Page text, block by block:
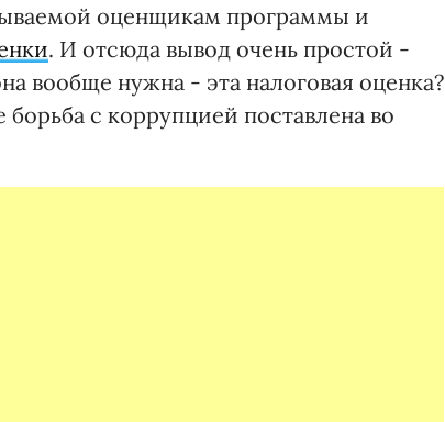
оценщикам программы и
. И отсюда вывод очень простой -
вообще нужна - эта налоговая оценка?
с коррупцией поставлена во